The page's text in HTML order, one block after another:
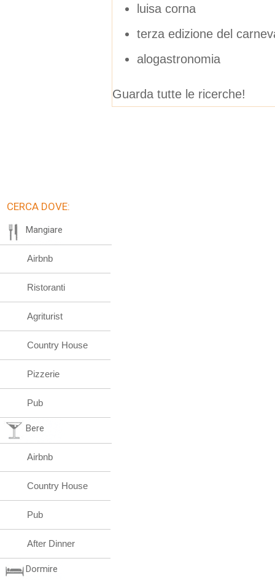
luisa corna
terza edizione del
alogastronomia
Guarda tutte le ricerche!
CERCA DOVE:
Mangiare
Airbnb
Ristoranti
Agriturist
Country House
Pizzerie
Pub
Bere
Airbnb
Country House
Pub
After Dinner
Dormire